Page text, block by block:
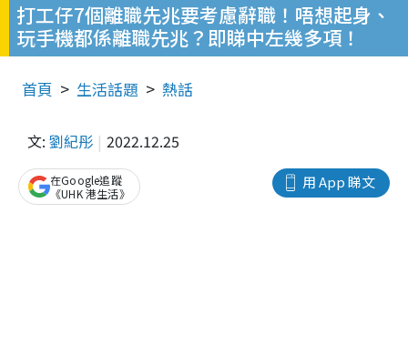
打工仔7個離職先兆要考慮辭職！唔想起身、
玩手機都係離職先兆？即睇中左幾多項！
首頁 生活話題 熱話
文: 劉紀彤 2022.12.25
用 App 睇文
在Google追蹤
《UHK 港生活》